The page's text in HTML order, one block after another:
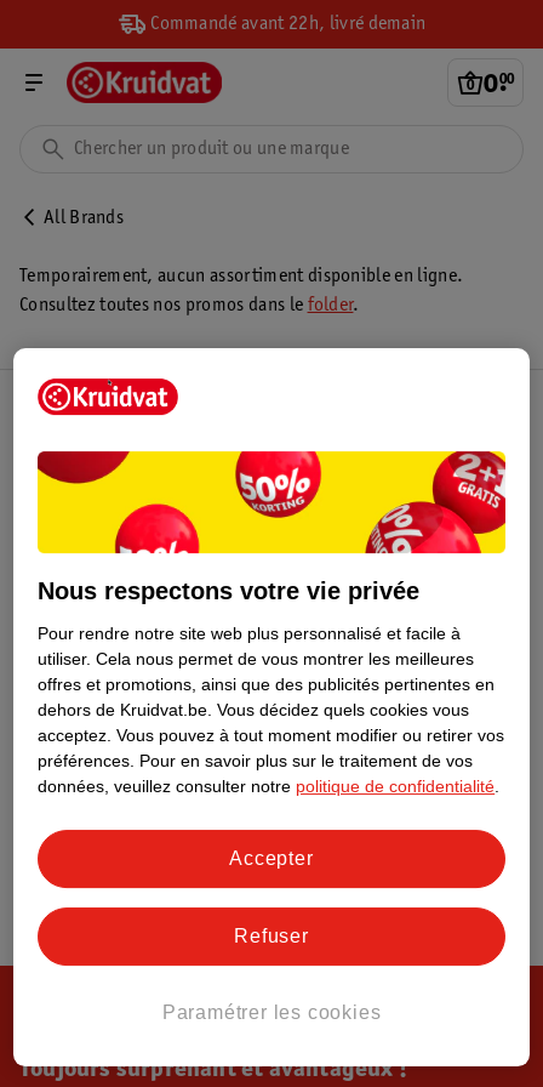
Commandé avant 22h, livré demain
0.
00
All Brands
Temporairement, aucun assortiment disponible en ligne.
Consultez toutes nos promos dans le folder.
Toujours surprenant et avantageux !
Nous respectons votre vie privée
Pour rendre notre site web plus personnalisé et facile à
utiliser. Cela nous permet de vous montrer les meilleures
offres et promotions, ainsi que des publicités pertinentes en
dehors de Kruidvat.be. Vous décidez quels cookies vous
acceptez. Vous pouvez à tout moment modifier ou retirer vos
préférences. Pour en savoir plus sur le traitement de vos
données, veuillez consulter notre politique de confidentialité
Paramétrer les cookies
Refuser
Accepter